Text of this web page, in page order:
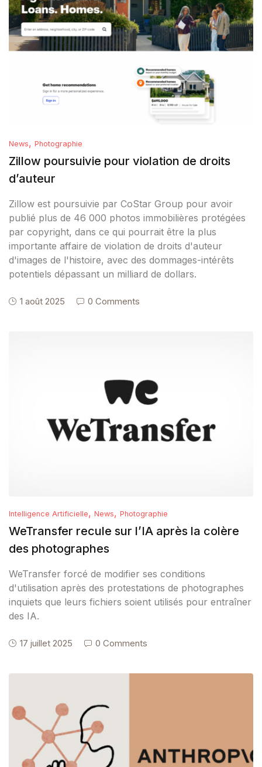
News, Photographie
Zillow poursuivie pour violation de droits
d’auteur
Zillow est poursuivie par CoStar Group pour avoir
publié plus de 46 000 photos immobilières protégées
par copyright, dans ce qui pourrait être la plus
importante affaire de violation de droits d'auteur
d'images de l'histoire, avec des dommages-intérêts
potentiels dépassant un milliard de dollars.
1 août 2025 0 Comments
Intelligence Artificielle, News, Photographie
WeTransfer recule sur l’IA après la colère
des photographes
WeTransfer forcé de modifier ses conditions
d'utilisation après des protestations de photographes
inquiets que leurs fichiers soient utilisés pour entraîner
des IA.
17 juillet 2025 0 Comments